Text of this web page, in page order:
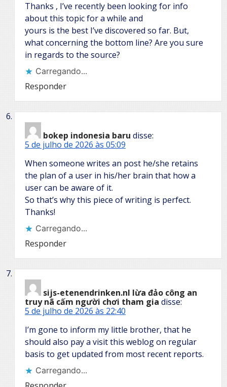
Thanks , I’ve recently been looking for info
about this topic for a while and
yours is the best I’ve discovered so far. But,
what concerning the bottom line? Are you sure
in regards to the source?
Carregando...
Responder
bokep indonesia baru disse:
5 de julho de 2026 às 05:09
When someone writes an post he/she retains
the plan of a user in his/her brain that how a
user can be aware of it.
So that’s why this piece of writing is perfect.
Thanks!
Carregando...
Responder
sijs-etenendrinken.nl lừa đảo công an
truy nã cấm người chơi tham gia disse:
5 de julho de 2026 às 22:40
I’m gone to inform my little brother, that he
should also pay a visit this weblog on regular
basis to get updated from most recent reports.
Carregando...